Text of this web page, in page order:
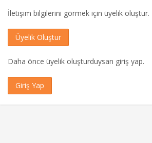
İletişim bilgilerini görmek için üyelik oluştur.
Üyelik Oluştur
Daha önce üyelik oluşturduysan giriş yap.
Giriş Yap